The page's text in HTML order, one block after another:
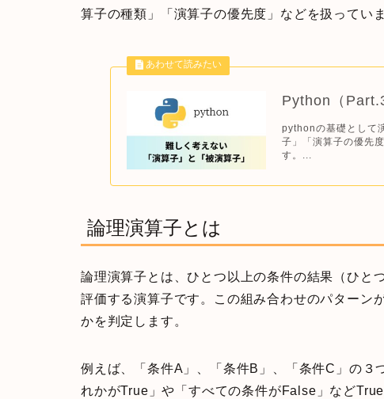
算子の種類」「演算子の優先度」などを扱っていま
Python（
pythonの基礎として
子」「演算子の優先
す。...
論理演算子とは
論理演算子とは、ひとつ以上の条件の結果（ひと
評価する演算子です。この組み合わせのパターン
かを判定します。
例えば、「条件A」、「条件B」、「条件C」の
れかがTrue」や「すべての条件がFalse」など